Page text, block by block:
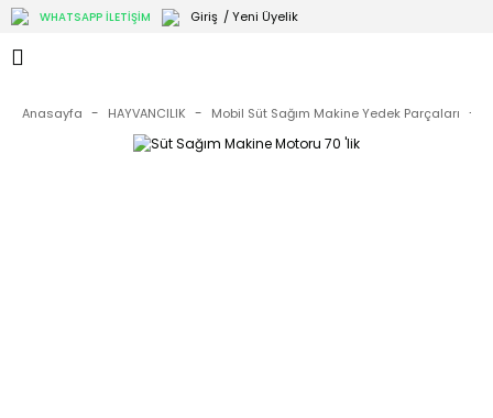
WHATSAPP İLETİŞİM Giriş / Yeni Üyelik
Anasayfa HAYVANCILIK Mobil Süt Sağım Makine Yedek Parçaları